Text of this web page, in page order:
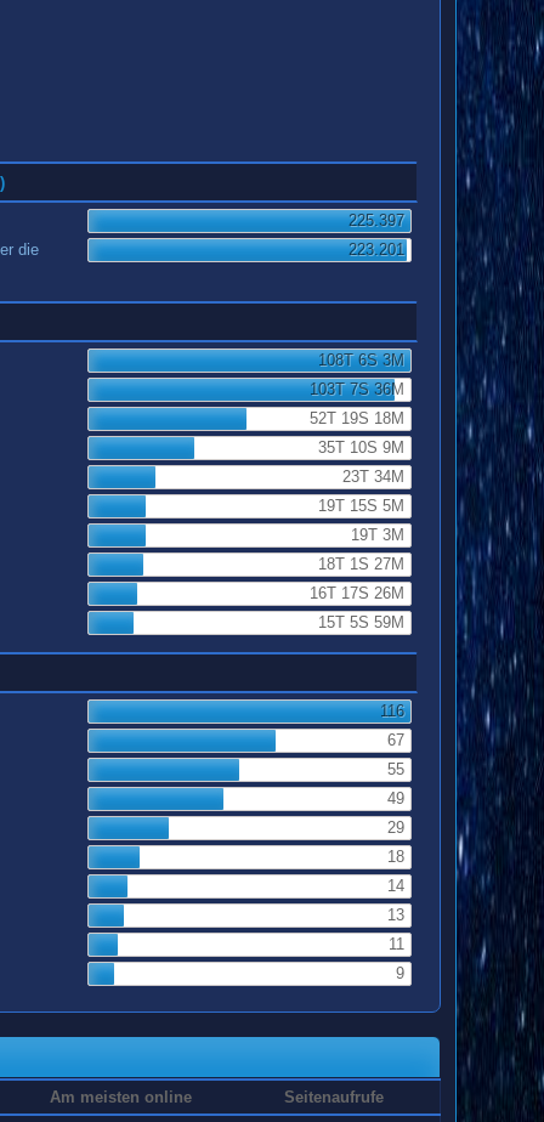
225.397
die
223.201
108T 6S 3M
103T 7S 36M
52T 19S 18M
35T 10S 9M
23T 34M
19T 15S 5M
19T 3M
18T 1S 27M
16T 17S 26M
15T 5S 59M
116
67
55
49
29
18
14
13
11
9
Am meisten online
Seitenaufrufe